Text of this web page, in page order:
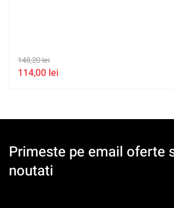
148,20lei
114,00 lei
Primeste pe email oferte
noutati